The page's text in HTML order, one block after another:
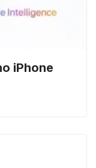
iPhone